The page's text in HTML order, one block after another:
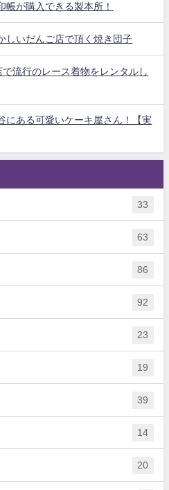
が購入できる製本所！
しいだんご店で頂く焼き団子
で流行のレース着物をレンタルし
にある可愛いケーキ屋さん！【実
33
63
86
92
23
19
39
14
20